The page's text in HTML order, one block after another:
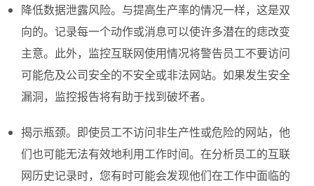
降低数据泄露风险。与提高生产率的情况一样，这是双
向的。记录每一个动作或消息可以使许多潜在的痣改变
主意。此外，监控互联网使用情况将警告员工不要访问
可能危及公司安全的不安全或非法网站。如果发生安全
漏洞，监控报告将有助于找到破坏者。
揭示瓶颈。即使员工不访问非生产性或危险的网站，他
们也可能无法有效地利用工作时间。在分析员工的互联
网历史记录时，您有时可能会发现他们在工作中面临的